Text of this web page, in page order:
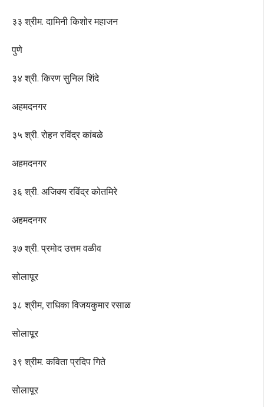
३३ श्रीम. दामिनी किशोर महाजन
पुणे
३४ श्री. किरण सुनिल शिंदे
अहमदनगर
३५ श्री. रोहन रविंद्र कांबळे
अहमदनगर
३६ श्री. अजिक्य रविंद्र कोतमिरे
अहमदनगर
३७ श्री. प्रमोद उत्तम वळीव
सोलापूर
३८ श्रीम, राधिका विजयकुमार रसाळ
सोलापूर
३९ श्रीम. कविता प्रदिप गिते
सोलापूर